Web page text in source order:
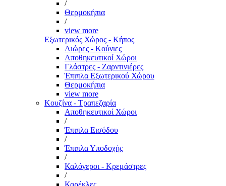
/
Θερμοκήπια
/
view more
Εξωτερικός Χώρος - Κήπος
Αιώρες - Κούνιες
Αποθηκευτικοί Χώροι
Γλάστρες - Ζαρντινιέρες
Έπιπλα Εξωτερικού Χώρου
Θερμοκήπια
view more
Κουζίνα - Τραπεζαρία
Αποθηκευτικοί Χώροι
/
Έπιπλα Εισόδου
/
Έπιπλα Υποδοχής
/
Καλόγεροι - Κρεμάστρες
/
Καρέκλες